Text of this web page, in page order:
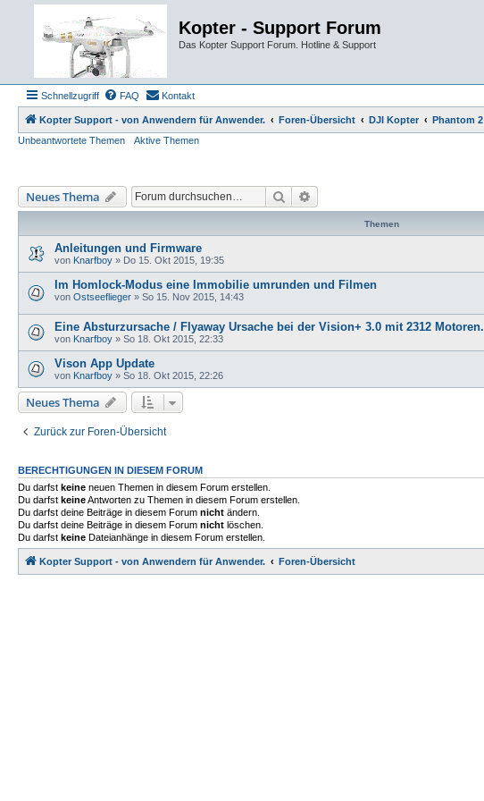
Kopter - Support Forum
Das Kopter Support Forum. Hotline & Support
Schnellzugriff FAQ Kontakt
Kopter Support - von Anwendern für Anwender. Foren-Übersicht DJI Kopter Phantom 2
Unbeantwortete Themen
Aktive Themen
Neues Thema Suche
Themen
Anleitungen und Firmware
von Knarfboy » Do 15. Okt 2015, 19:35
Im Homlock-Modus eine Immobilie umrunden und Filmen
von Ostseeflieger » So 15. Nov 2015, 14:43
Eine Absturzursache / Flyaway Ursache bei der Vision+ 3.0 mit 2312 Motoren.
von Knarfboy » So 18. Okt 2015, 22:33
Vison App Update
von Knarfboy » So 18. Okt 2015, 22:26
Neues Thema
Zurück zur Foren-Übersicht
BERECHTIGUNGEN IN DIESEM FORUM
Du darfst keine neuen Themen in diesem Forum erstellen.
Du darfst keineAntworten zu Themen in diesem Forum erstellen.
Du darfst deine Beiträge in diesem Forum nicht ändern.
Du darfst deine Beiträge in diesem Forum nicht löschen.
Du darfst keine Dateianhänge in diesem Forum erstellen.
Kopter Support - von Anwendern für Anwender. Foren-Übersicht